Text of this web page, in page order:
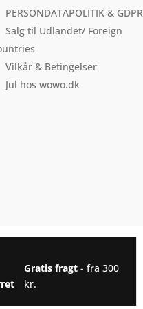
PERSONDATAPOLITIK & GDPR
Salg til Udlandet/ Foreign
Vilkår & Betingelser
Jul hos wowo.dk
Gratis fragt- fra 300
kr.